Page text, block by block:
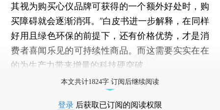
其视为购买心仪品牌可获得的一个额外好处时，购
买障碍就会逐渐消弭。”白皮书进一步解释，在同样
好用且绿色环保的前提下，还有价格优势，才是消
费者喜闻乐见的可持续性商品。而这需要实实在在
的为生产力带来增量的科技硬突破。
本文共计1824字 订阅后继续阅读
登录 后获取已订阅的阅读权限